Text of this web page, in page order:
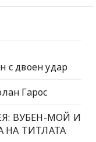
с двоен удар
Гарос
ВУБЕН-МОЙ И
НА ТИТЛАТА